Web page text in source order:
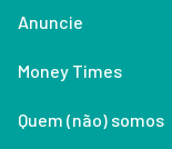
Anuncie
Money Times
Quem (não) somos